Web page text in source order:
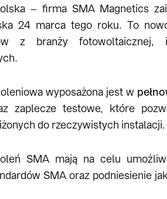
– firma SMA Magnetics
24 marca tego roku. To
z branży fotowoltaicznej,
wyposażona jest w
zaplecze testowe, które
do rzeczywistych instalacji.
SMA mają na celu
SMA oraz podniesienie